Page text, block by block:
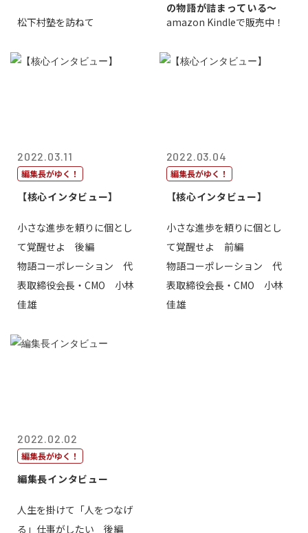
松下村塾を訪ねて
の物語が詰まっている〜
amazon Kindleで販売中！
2022.03.11
編集長がゆく！
【核心インタビュー】
小さな進歩を頼りに個とし
て覚醒せよ 後編
物語コーポレーション 代
表取締役会長・CMO 小林
佳雄
2022.03.04
編集長がゆく！
【核心インタビュー】
小さな進歩を頼りに個とし
て覚醒せよ 前編
物語コーポレーション 代
表取締役会長・CMO 小林
佳雄
2022.02.02
編集長がゆく！
編集長インタビュー
人生を掛けて「人をつなげ
る」仕事がしたい 後編